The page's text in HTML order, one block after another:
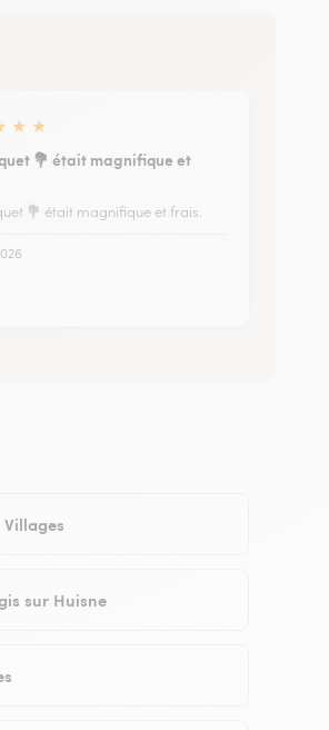
★ ★
💐 était magnifique et
💐 était magnifique et frais.
sur Huisne